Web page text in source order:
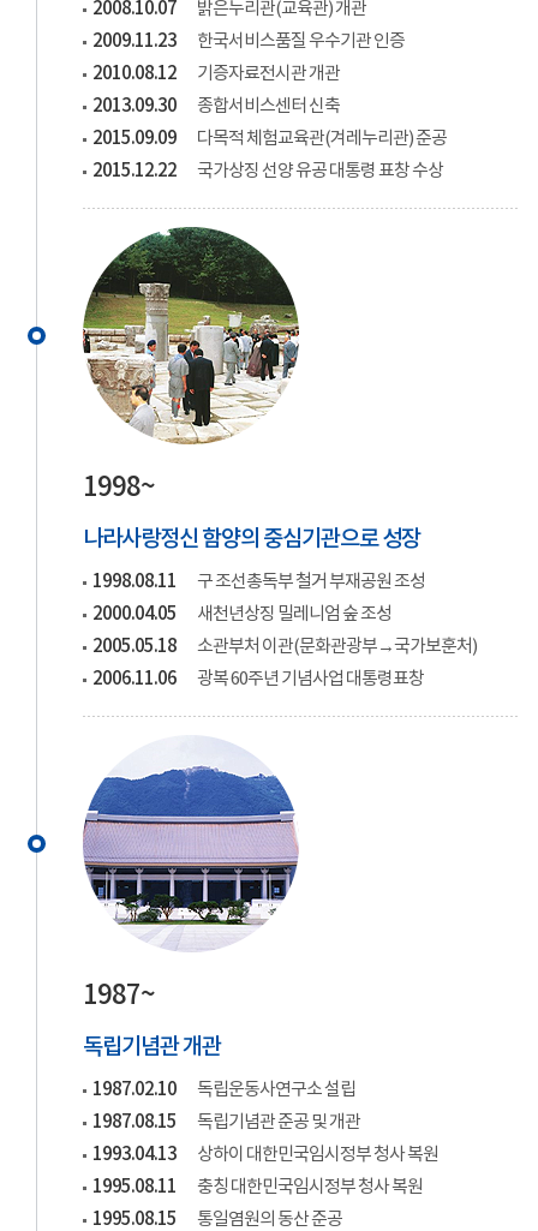
2008.10.07
밝은누리관(교육관) 개관
2009.11.23
한국서비스품질 우수기관 인증
2010.08.12
기증자료전시관 개관
2013.09.30
종합서비스센터 신축
2015.09.09
다목적 체험교육관(겨레누리관) 준공
2015.12.22
국가상징 선양 유공 대통령 표창 수상
1998~
나라사랑정신 함양의 중심기관으로 성장
1998.08.11
구 조선총독부 철거 부재공원 조성
2000.04.05
새천년상징 밀레니엄 숲 조성
2005.05.18
소관부처 이관(문화관광부→국가보훈처)
2006.11.06
광복 60주년 기념사업 대통령표창
1987~
독립기념관 개관
1987.02.10
독립운동사연구소 설립
1987.08.15
독립기념관 준공 및 개관
1993.04.13
상하이 대한민국임시정부 청사 복원
1995.08.11
충칭 대한민국임시정부 청사 복원
1995.08.15
통일염원의 동산 준공